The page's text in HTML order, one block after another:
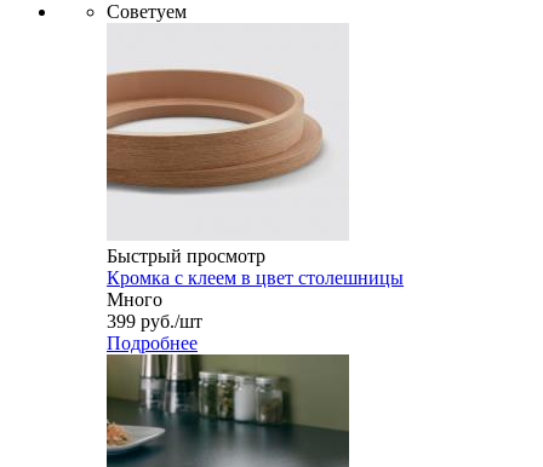
Советуем
Быстрый просмотр
Кромка с клеем в цвет столешницы
Много
399 руб./шт
Подробнее